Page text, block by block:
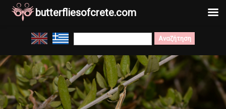
Μετάβαση
στο
περιεχόμενο
Search
for:
butterfliesofcrete.com